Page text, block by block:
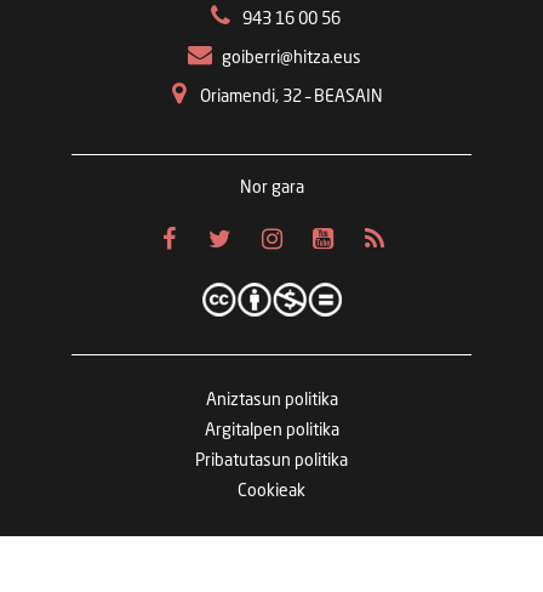
943 16 00 56
goiberri@hitza.eus
Oriamendi, 32 – BEASAIN
Nor gara
Aniztasun politika
Argitalpen politika
Pribatutasun politika
Cookieak